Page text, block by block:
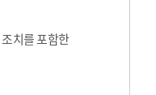
치를 포함한